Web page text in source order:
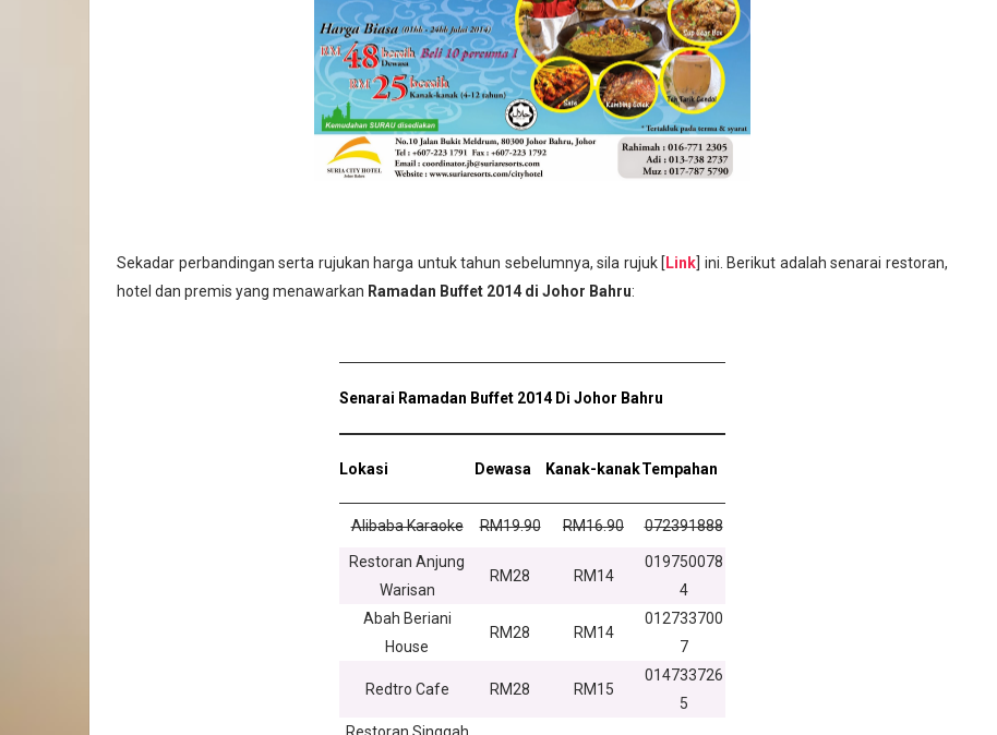
Sekadar perbandingan serta rujukan harga untuk tahun sebelumnya, sila rujuk [ Link ] ini. Berikut adalah senarai restoran,
hotel dan premis yang menawarkan Ramadan Buffet 2014 di Johor Bahru:
Senarai Ramadan Buffet 2014 Di Johor Bahru
Lokasi Dewasa Kanak-kanakTempahan
Alibaba Karaoke RM19.90 RM16.90 072391888
Restoran Anjung
Warisan
RM28 RM14
019750078
4
Abah Beriani
House
RM28 RM14
012733700
7
Redtro Cafe RM28 RM15
014733726
5